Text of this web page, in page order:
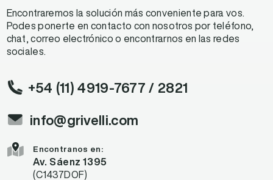
Encontraremos la solución más conveniente para vos.
Podes ponerte en contacto con nosotros por teléfono,
chat, correo electrónico o encontrarnos en las redes
sociales.
+54 (11) 4919-7677 / 2821
info@grivelli.com
Encontranos en:
Av. Sáenz 1395
(C1437DOF)